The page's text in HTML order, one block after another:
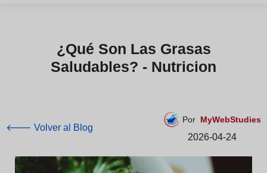
¿qué Son Las Grasas
Saludables? - Nutricion
🡐 Volver al Blog
Por MyWebStudies
2026-04-24